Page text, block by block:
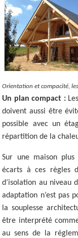
Orientation et compacité,
Un plan compact :
doivent aussi être
possible avec un
répartition de la
Sur une maison
écarts à ces règles
d’isolation au niveau
adaptation n’est pas
la souplesse
être interprété
au sens de la